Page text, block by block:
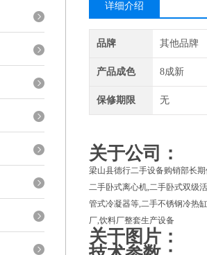
详细介绍
品牌 其他品牌
产品成色 8成新
保修期限 无
关于公司：
梁山县德行二手设备购销部长
二手卧式离心机,二手卧式双级
管式冷凝器等,二手不锈钢冷热
厂,饮料厂整套生产设备
关于图片：